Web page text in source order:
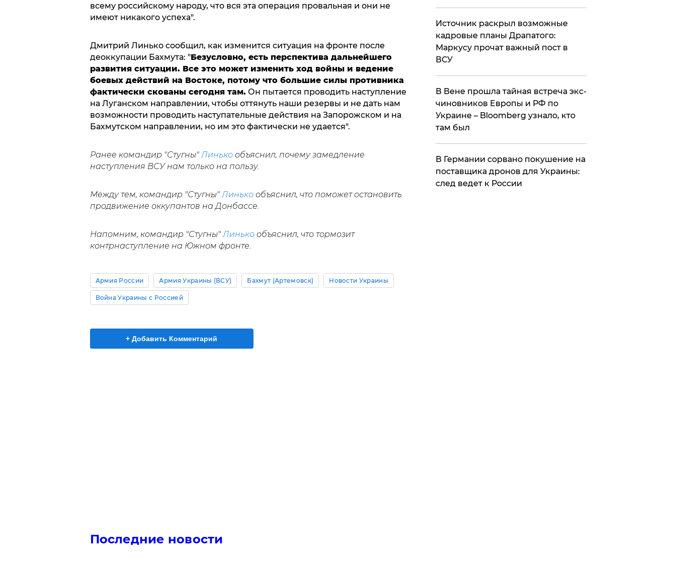
всему российскому народу, что вся эта операция провальная и они не
имеют никакого успеха".
Дмитрий Линько сообщил, как изменится ситуация на фронте после
деоккупации Бахмута: "Безусловно, есть перспектива дальнейшего
развития ситуации. Все это может изменить ход войны и ведение
боевых действий на Востоке, потому что большие силы противника
фактически скованы сегодня там. Он пытается проводить наступление
на Луганском направлении, чтобы оттянуть наши резервы и не дать нам
возможности проводить наступательные действия на Запорожском и на
Бахмутском направлении, но им это фактически не удается".
Ранее командир "Стугны"Линькообъяснил, почему замедление
наступления ВСУ нам только на пользу.
Между тем, командир "Стугны"Линькообъяснил, что поможет остановить
продвижение оккупантов на Донбассе.
Напомним, командир "Стугны"Линькообъяснил, что тормозит
контрнаступление на Южном фронте.
Армия России Армия Украины (ВСУ) Бахмут (Артемовск) Новости Украины
Война Украины с Россией
+ Добавить Комментарий
Последние новости
​Источник раскрыл возможные
кадровые планы Драпатого:
Маркусу прочат важный пост в
ВСУ
В Вене прошла тайная встреча экс-
чиновников Европы и РФ по
Украине – Bloomberg узнало, кто
там был
​В Германии сорвано покушение на
поставщика дронов для Украины:
след ведет к России